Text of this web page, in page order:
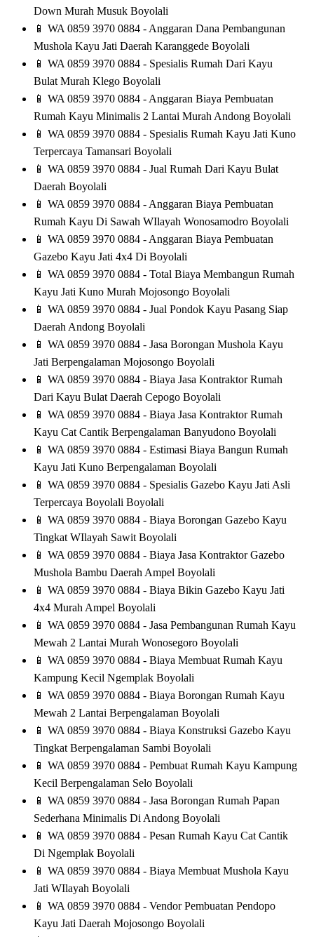
Down Murah Musuk Boyolali
📱 WA 0859 3970 0884 - Anggaran Dana Pembangunan
Mushola Kayu Jati Daerah Karanggede Boyolali
📱 WA 0859 3970 0884 - Spesialis Rumah Dari Kayu
Bulat Murah Klego Boyolali
📱 WA 0859 3970 0884 - Anggaran Biaya Pembuatan
Rumah Kayu Minimalis 2 Lantai Murah Andong Boyolali
📱 WA 0859 3970 0884 - Spesialis Rumah Kayu Jati Kuno
Terpercaya Tamansari Boyolali
📱 WA 0859 3970 0884 - Jual Rumah Dari Kayu Bulat
Daerah Boyolali
📱 WA 0859 3970 0884 - Anggaran Biaya Pembuatan
Rumah Kayu Di Sawah WIlayah Wonosamodro Boyolali
📱 WA 0859 3970 0884 - Anggaran Biaya Pembuatan
Gazebo Kayu Jati 4x4 Di Boyolali
📱 WA 0859 3970 0884 - Total Biaya Membangun Rumah
Kayu Jati Kuno Murah Mojosongo Boyolali
📱 WA 0859 3970 0884 - Jual Pondok Kayu Pasang Siap
Daerah Andong Boyolali
📱 WA 0859 3970 0884 - Jasa Borongan Mushola Kayu
Jati Berpengalaman Mojosongo Boyolali
📱 WA 0859 3970 0884 - Biaya Jasa Kontraktor Rumah
Dari Kayu Bulat Daerah Cepogo Boyolali
📱 WA 0859 3970 0884 - Biaya Jasa Kontraktor Rumah
Kayu Cat Cantik Berpengalaman Banyudono Boyolali
📱 WA 0859 3970 0884 - Estimasi Biaya Bangun Rumah
Kayu Jati Kuno Berpengalaman Boyolali
📱 WA 0859 3970 0884 - Spesialis Gazebo Kayu Jati Asli
Terpercaya Boyolali Boyolali
📱 WA 0859 3970 0884 - Biaya Borongan Gazebo Kayu
Tingkat WIlayah Sawit Boyolali
📱 WA 0859 3970 0884 - Biaya Jasa Kontraktor Gazebo
Mushola Bambu Daerah Ampel Boyolali
📱 WA 0859 3970 0884 - Biaya Bikin Gazebo Kayu Jati
4x4 Murah Ampel Boyolali
📱 WA 0859 3970 0884 - Jasa Pembangunan Rumah Kayu
Mewah 2 Lantai Murah Wonosegoro Boyolali
📱 WA 0859 3970 0884 - Biaya Membuat Rumah Kayu
Kampung Kecil Ngemplak Boyolali
📱 WA 0859 3970 0884 - Biaya Borongan Rumah Kayu
Mewah 2 Lantai Berpengalaman Boyolali
📱 WA 0859 3970 0884 - Biaya Konstruksi Gazebo Kayu
Tingkat Berpengalaman Sambi Boyolali
📱 WA 0859 3970 0884 - Pembuat Rumah Kayu Kampung
Kecil Berpengalaman Selo Boyolali
📱 WA 0859 3970 0884 - Jasa Borongan Rumah Papan
Sederhana Minimalis Di Andong Boyolali
📱 WA 0859 3970 0884 - Pesan Rumah Kayu Cat Cantik
Di Ngemplak Boyolali
📱 WA 0859 3970 0884 - Biaya Membuat Mushola Kayu
Jati WIlayah Boyolali
📱 WA 0859 3970 0884 - Vendor Pembuatan Pendopo
Kayu Jati Daerah Mojosongo Boyolali